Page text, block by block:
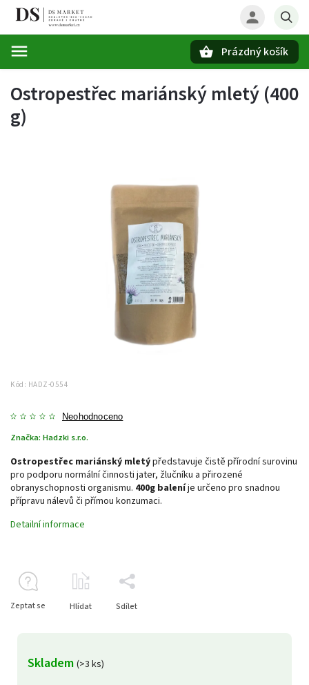
Prázdný košík
Ostropestřec mariánský mletý (400
g)
Kód: HADZ-0554
Neohodnoceno
Značka: Hadzki s.r.o.
Skladem (>3 ks)
Ostropestřec mariánský mletýpředstavuje čistě přírodní surovinu
pro podporu normální činnosti jater, žlučníku a přirozené
obranyschopnosti organismu. 400g baleníje určeno pro snadnou
přípravu nálevů či přímou konzumaci.
Detailní informace
Zeptat se Hlídat Sdílet